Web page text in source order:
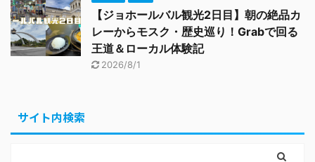
【ジョホールバル観光2日目】朝の絶品カ
レーからモスク・歴史巡り！Grabで回る
王道＆ローカル体験記
2026/8/1
サイト内検索